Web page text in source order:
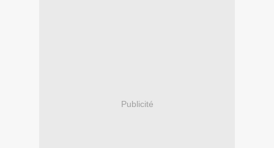
Publicité